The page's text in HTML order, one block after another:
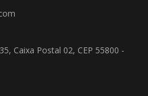
Caixa Postal 02, CEP 55800 -